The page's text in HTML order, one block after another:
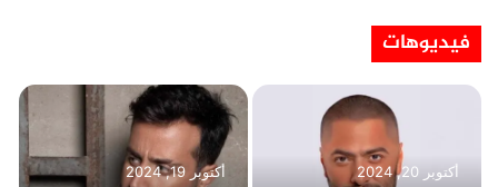
فيديوهات
أكتوبر 20, 2024 أكتوبر 19, 2024